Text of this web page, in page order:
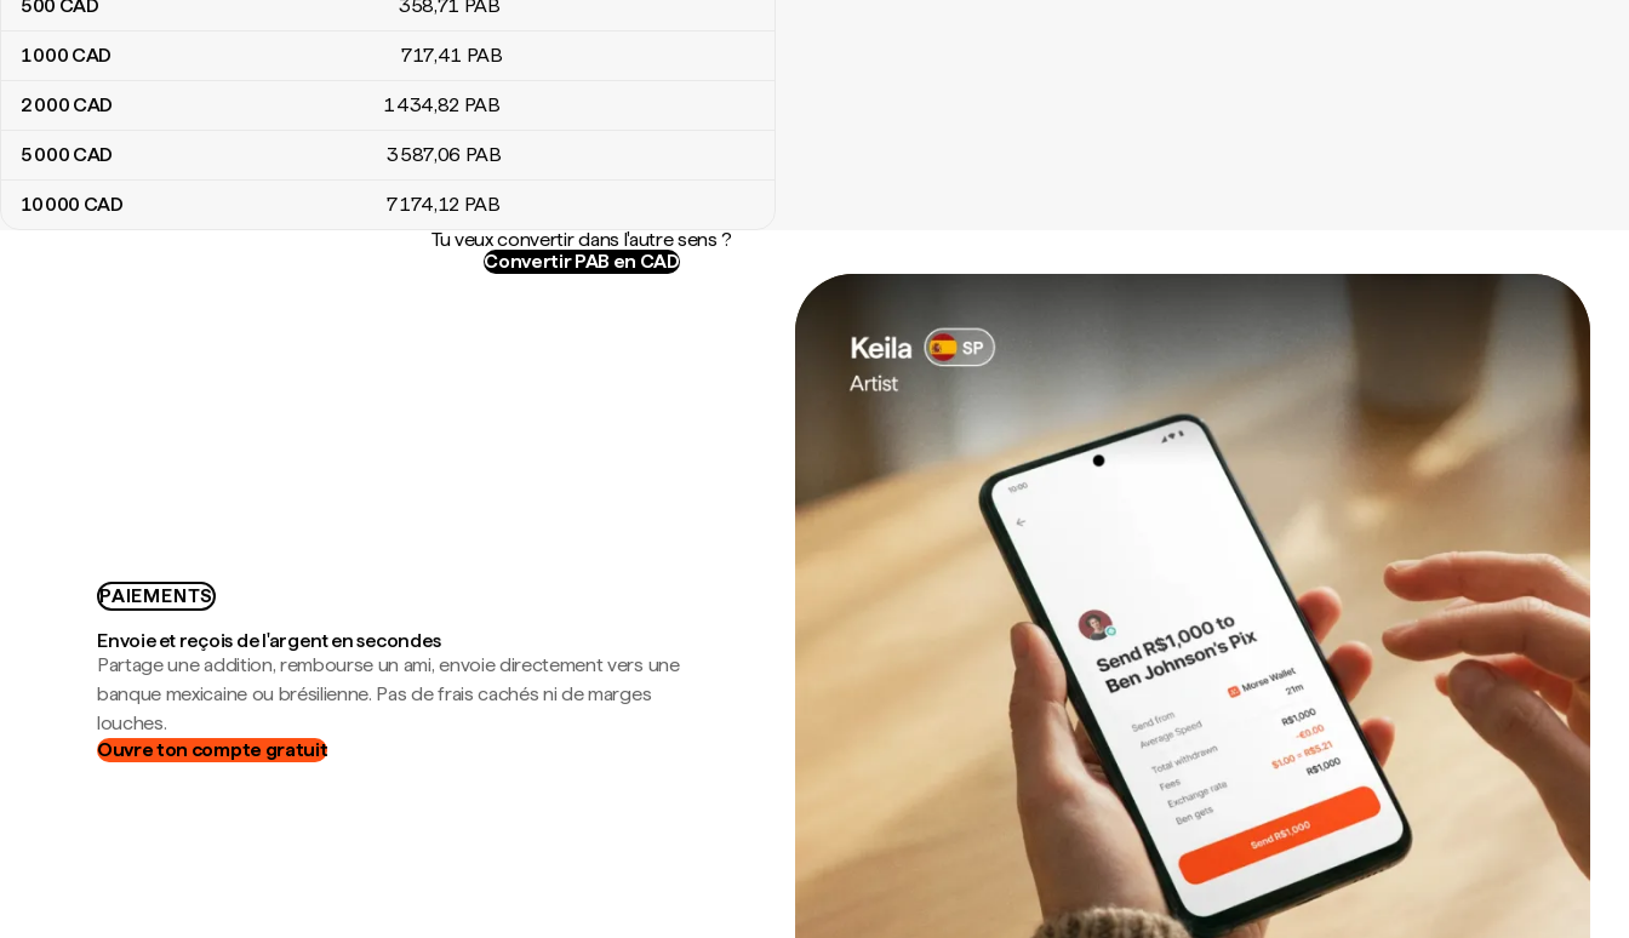
500 CAD 358,71 PAB
1 000 CAD 717,41 PAB
2 000 CAD 1 434,82 PAB
5 000 CAD 3 587,06 PAB
10 000 CAD 7 174,12 PAB
Tu veux convertir dans l'autre sens ?
Convertir PAB en CAD
PAIEMENTS
Envoie et reçois de l'argent en secondes
Partage une addition, rembourse un ami, envoie directement vers une
banque mexicaine ou brésilienne. Pas de frais cachés ni de marges
louches.
Ouvre ton compte gratuit